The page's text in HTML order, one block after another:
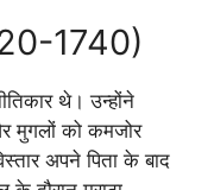
1740)
थे। उन्होंने
मुगलों को कमजोर
अपने पिता के बाद